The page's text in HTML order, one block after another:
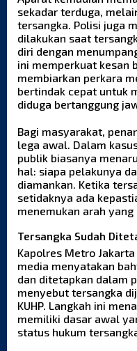
sekadar terduga,
tersangka. Polisi juga
dilakukan saat
diri dengan
ini memperkuat kesan
membiarkan perkara
bertindak cepat untuk
diduga bertanggung
Bagi masyarakat,
lega awal. Dalam
publik biasanya
hal: siapa pelakunya
diamankan. Ketika
setidaknya ada
menemukan arah yang
Tersangka Sudah
Kapolres Metro
media menyatakan
dan ditetapkan dalam
menyebut tersangka
KUHP. Langkah ini
memiliki dasar awal
status hukum